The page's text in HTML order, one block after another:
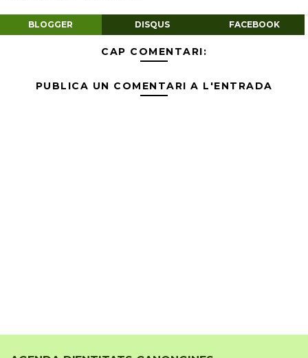
BLOGGER DISQUS FACEBOOK
CAP COMENTARI:
PUBLICA UN COMENTARI A L'ENTRADA